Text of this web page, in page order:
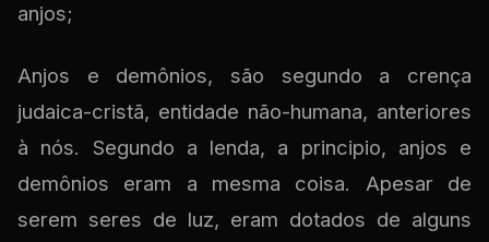
anjos;
Anjos e demônios, são segundo a crença
judaica-cristã, entidade não-humana, anteriores
à nós. Segundo a lenda, a principio, anjos e
demônios eram a mesma coisa. Apesar de
serem seres de luz, eram dotados de alguns